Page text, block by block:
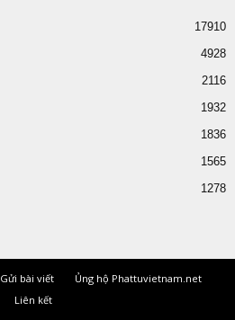
17910
4928
2116
1932
1836
1565
1278
Gửi bài viết
Ủng hộ Phattuvietnam.net
Liên kết